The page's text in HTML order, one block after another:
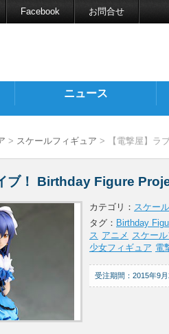
Facebook お問合せ
ニュース
> スケールフィギュア > 【電撃屋】ラ
ブ！ Birthday Figure
カテゴリ： スケー
タグ： Birthday
ス アニメ スケー
少女フィギュア 電
受注期間：2015年9